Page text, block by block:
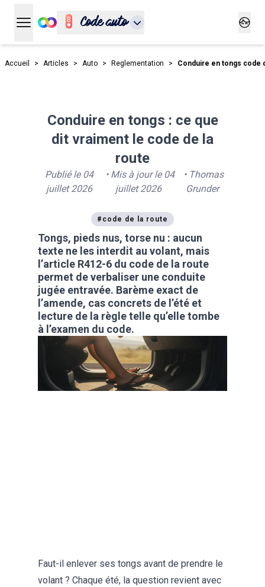
Ouvrir le menu principal
Code auto
Accueil > Articles > Auto > Reglementation > Conduire en tongs code
Conduire en tongs : ce que
dit vraiment le code de la
route
Publié le04
juillet 2026
• Mis à jour le 04
juillet 2026
• Thomas
Grunder
# code de la route
Tongs, pieds nus, torse nu : aucun
texte ne les interdit au volant, mais
l’article R412-6 du code de la route
permet de verbaliser une conduite
jugée entravée. Barème exact de
l’amende, cas concrets de l’été et
lecture de la règle telle qu’elle tombe
à l’examen du code.
Faut-il enlever ses tongs avant de prendre le
volant ? Chaque été, la question revient avec